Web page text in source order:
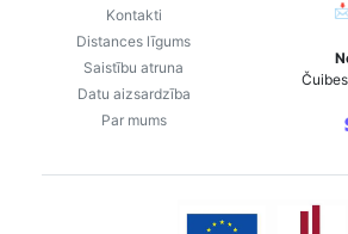
Kontakti
Distances līgums
Saistību atruna
Datu aizsardzība
Par mums